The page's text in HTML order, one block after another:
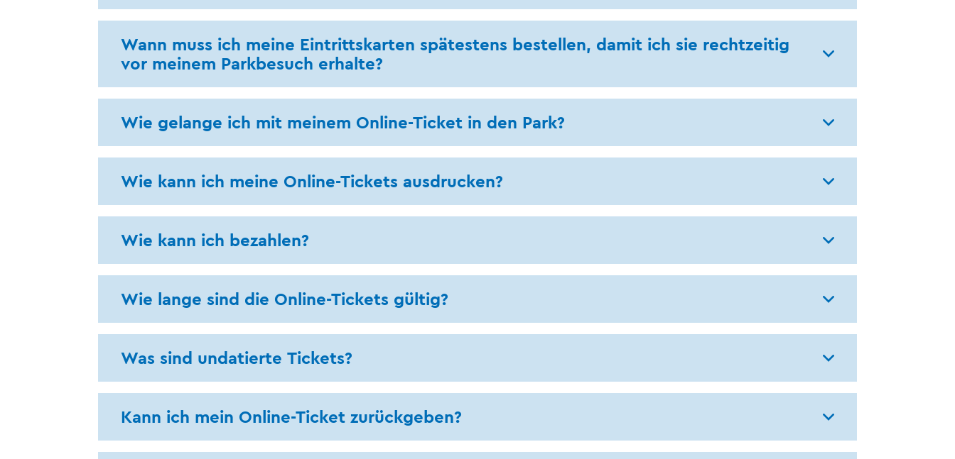
Wann muss ich meine Eintrittskarten spätestens bestellen, damit ich sie rechtzeitig
vor meinem Parkbesuch erhalte?
Wie gelange ich mit meinem Online-Ticket in den Park?
Wie kann ich meine Online-Tickets ausdrucken?
Wie kann ich bezahlen?
Wie lange sind die Online-Tickets gültig?
Was sind undatierte Tickets?
Kann ich mein Online-Ticket zurückgeben?